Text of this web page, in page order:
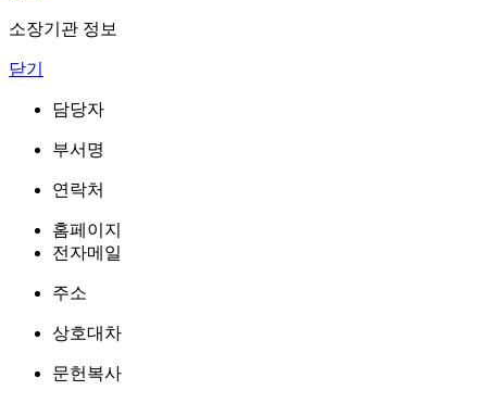
소장기관 정보
닫기
담당자
부서명
연락처
홈페이지
전자메일
주소
상호대차
문헌복사